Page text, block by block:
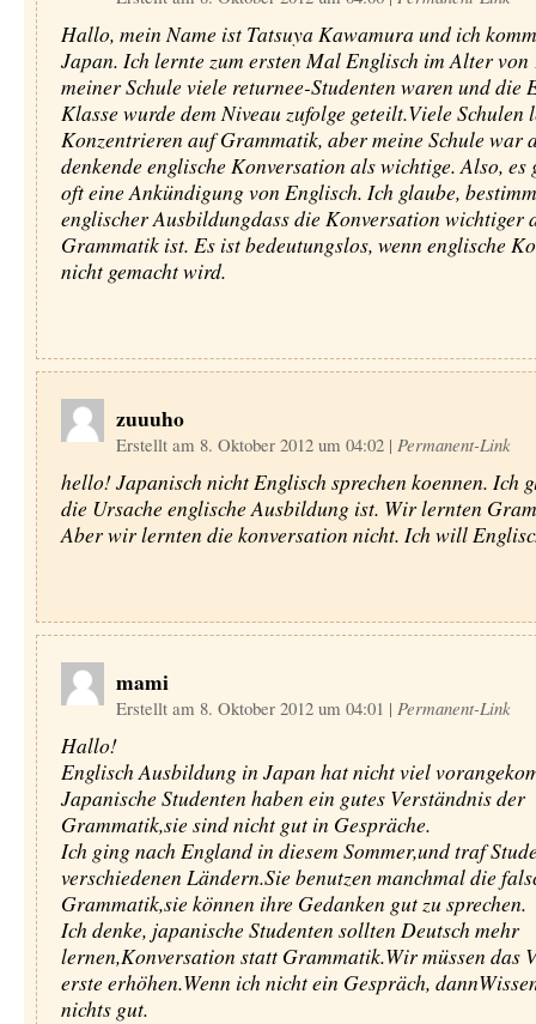
Hallo, mein Name ist Tatsuya Kawamura und ich
Japan. Ich lernte zum ersten Mal Englisch im Alter von
meiner Schule viele returnee-Studenten waren und die
Klasse wurde dem Niveau zufolge geteilt.Viele Schulen
Konzentrieren auf Grammatik, aber meine Schule war
denkende englische Konversation als wichtige. Also, es
oft eine Ankündigung von Englisch. Ich glaube,
englischer Ausbildungdass die Konversation wichtiger
Grammatik ist. Es ist bedeutungslos, wenn englische
nicht gemacht wird.
zuuuho
Erstellt am 8. Oktober 2012 um 04:02 | Permanent-Link
hello! Japanisch nicht Englisch sprechen koennen. Ich
die Ursache englische Ausbildung ist. Wir lernten
Aber wir lernten die konversation nicht. Ich will
mami
Erstellt am 8. Oktober 2012 um 04:01 | Permanent-Link
Hallo!
Englisch Ausbildung in Japan hat nicht viel
Japanische Studenten haben ein gutes Verständnis der
Grammatik,sie sind nicht gut in Gespräche.
Ich ging nach England in diesem Sommer,und traf
verschiedenen Ländern.Sie benutzen manchmal die
Grammatik,sie können ihre Gedanken gut zu sprechen.
Ich denke, japanische Studenten sollten Deutsch mehr
lernen,Konversation statt Grammatik.Wir müssen das
erste erhöhen.Wenn ich nicht ein Gespräch,
nichts gut.